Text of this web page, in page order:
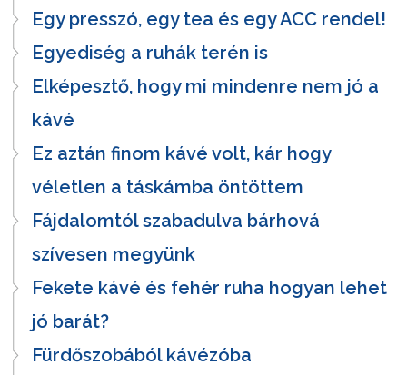
Egy presszó, egy tea és egy ACC rendel!
Egyediség a ruhák terén is
Elképesztő, hogy mi mindenre nem jó a
kávé
Ez aztán finom kávé volt, kár hogy
véletlen a táskámba öntöttem
Fájdalomtól szabadulva bárhová
szívesen megyünk
Fekete kávé és fehér ruha hogyan lehet
jó barát?
Fürdőszobából kávézóba